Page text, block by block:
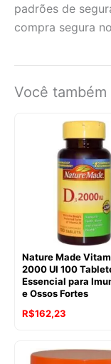
padrões de
compra segura
Você
Nature Made
2000 UI 100
Essencial para
e Ossos Fortes
R$162,23